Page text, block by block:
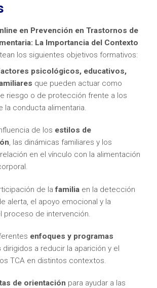
en Prevención en Trastornos de
La Importancia del Contexto
los siguientes objetivos formativos:
psicológicos, educativos,
que pueden actuar como
riesgo o de protección frente a los
la conducta alimentaria.
de los estilos de
, las dinámicas familiares y los
en el vínculo con la alimentación
de lafamilia en la detección
alerta, el apoyo emocional y la
proceso de intervención.
enfoques y programas
dirigidos a reducir la aparición y el
TCA en distintos contextos.
de orientación para ayudar a las